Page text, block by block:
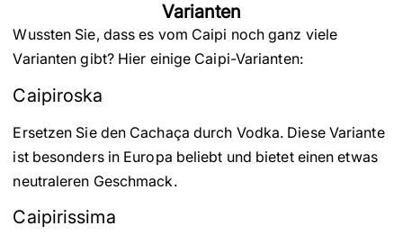
Varianten
Wussten Sie, dass es vom Caipi noch ganz viele
Varianten gibt? Hier einige Caipi-Varianten:
Caipiroska
Ersetzen Sie den Cachaça durch Vodka. Diese Variante
ist besonders in Europa beliebt und bietet einen etwas
neutraleren Geschmack.
Caipirissima